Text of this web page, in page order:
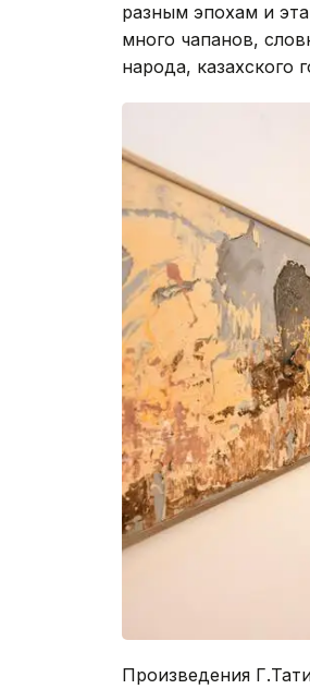
разным эпохам и
много чапанов,
народа, казахского
Произведения